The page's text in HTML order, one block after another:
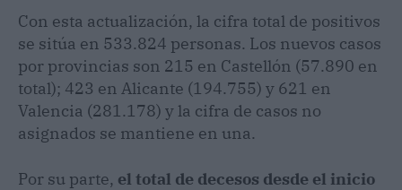
Con esta actualización, la cifra total de positivos
se sitúa en 533.824 personas. Los nuevos casos
por provincias son 215 en Castellón (57.890 en
total); 423 en Alicante (194.755) y 621 en
Valencia (281.178) y la cifra de casos no
asignados se mantiene en una.
Por su parte, el total de decesos desde el inicio